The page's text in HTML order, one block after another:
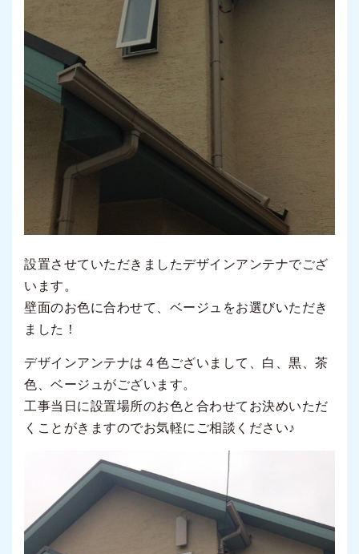
設置させていただきましたデザインアンテナでござ
います。
壁面のお色に合わせて、ベージュをお選びいただき
ました！
デザインアンテナは４色ございまして、白、黒、茶
色、ベージュがございます。
工事当日に設置場所のお色と合わせてお決めいただ
くことがきますのでお気軽にご相談ください♪